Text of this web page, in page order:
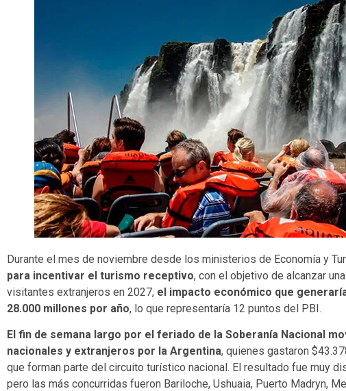
Durante el mes de noviembre desde los ministerios de Economía y
para incentivar el turismo receptivo, con el objetivo de alcanzar
visitantes extranjeros en 2027, el impacto económico que
28.000 millones por año, lo que representaría 12 puntos del PBI.
El fin de semana largo por el feriado de la Soberanía Nacional
nacionales y extranjeros por la Argentina, quienes gastaron
que forman parte del circuito turístico nacional. El resultado fue muy
pero las más concurridas fueron Bariloche, Ushuaia, Puerto Madryn,